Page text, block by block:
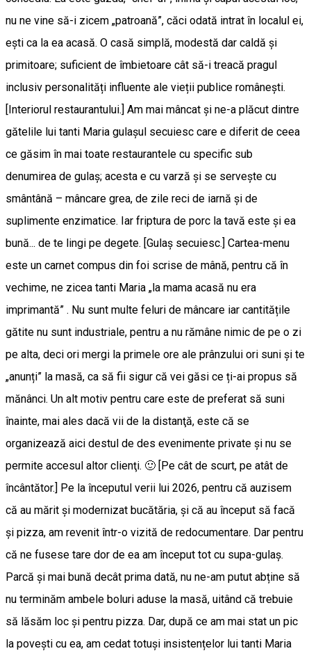
nu ne vine să-i zicem „patroană”, căci odată intrat în localul ei,
ești ca la ea acasă. O casă simplă, modestă dar caldă și
primitoare; suficient de îmbietoare cât să-i treacă pragul
inclusiv personalități influente ale vieții publice românești.
[Interiorul restaurantului.] Am mai mâncat și ne-a plăcut dintre
gătelile lui tanti Maria gulașul secuiesc care e diferit de ceea
ce găsim în mai toate restaurantele cu specific sub
denumirea de gulaș; acesta e cu varză și se servește cu
smântână – mâncare grea, de zile reci de iarnă și de
suplimente enzimatice. Iar friptura de porc la tavă este şi ea
bună... de te lingi pe degete. [Gulaş secuiesc.] Cartea-menu
este un carnet compus din foi scrise de mână, pentru că în
vechime, ne zicea tanti Maria „la mama acasă nu era
imprimantă” . Nu sunt multe feluri de mâncare iar cantitățile
gătite nu sunt industriale, pentru a nu rămâne nimic de pe o zi
pe alta, deci ori mergi la primele ore ale prânzului ori suni și te
„anunți” la masă, ca să fii sigur că vei găsi ce ți-ai propus să
mănânci. Un alt motiv pentru care este de preferat să suni
înainte, mai ales dacă vii de la distanţă, este că se
organizează aici destul de des evenimente private şi nu se
permite accesul altor clienţi. 🙂 [Pe cât de scurt, pe atât de
încântător.] Pe la începutul verii lui 2026, pentru că auzisem
că au mărit și modernizat bucătăria, și că au început să facă
și pizza, am revenit într-o vizită de redocumentare. Dar pentru
că ne fusese tare dor de ea am început tot cu supa-gulaș.
Parcă și mai bună decât prima dată, nu ne-am putut abține să
nu terminăm ambele boluri aduse la masă, uitând că trebuie
să lăsăm loc și pentru pizza. Dar, după ce am mai stat un pic
la povești cu ea, am cedat totuși insistențelor lui tanti Maria